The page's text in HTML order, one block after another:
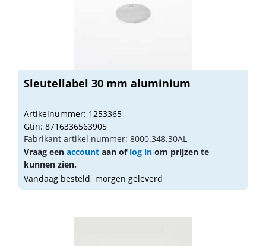
Sleutellabel 30 mm aluminium
Artikelnummer: 1253365
Gtin: 8716336563905
Fabrikant artikel nummer: 8000.348.30AL
Vraag een account aan of log in om prijzen te
kunnen zien.
Vandaag besteld, morgen geleverd